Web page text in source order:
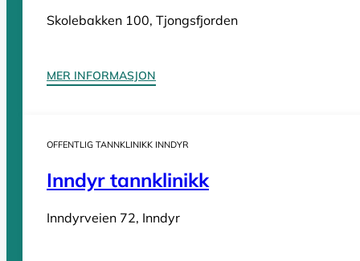
Skolebakken 100, Tjongsfjorden
MER INFORMASJON
OFFENTLIG TANNKLINIKK INNDYR
Inndyr tannklinikk
Inndyrveien 72, Inndyr
Tannleger Finnmark
Tannleger Møre og Romsdal